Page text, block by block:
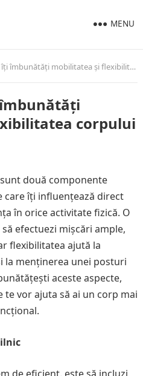
MENU
mobilitatea și flexibilitatea corpului
corpului
două componente
care îți influențează direct
în orice activitate fizică. O
efectuezi mișcări ample,
flexibilitatea ajută la
la menținerea unei posturi
aceste aspecte,
vor ajuta să ai un corp mai